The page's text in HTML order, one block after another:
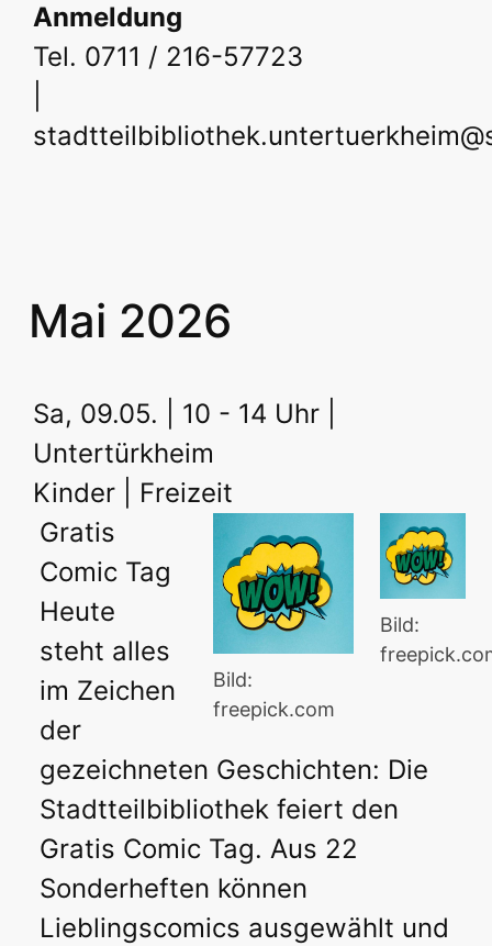
Anmeldung
Tel. 0711 / 216-57723
Mai 2026
Sa, 09.05. | 10 - 14 Uhr |
Untertürkheim
Kinder | Freizeit
Bild:
Bild:
freepick.com
Gratis
Comic Tag
Heute
steht alles
im Zeichen
der
gezeichneten Geschichten: Die
Stadtteilbibliothek feiert den
Gratis Comic Tag. Aus 22
Sonderheften können
Lieblingscomics ausgewählt und